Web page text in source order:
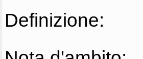
Definizione: